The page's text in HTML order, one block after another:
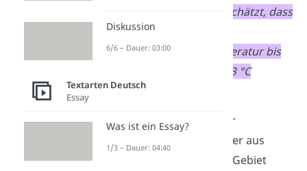
Weltklimarat IPCC schätzt, dass
die globale
Durchschnittstemperatur bis
2100 um weitere 1–3 °C
ansteigen wird.
In dem Beispiel wird der
Weltklimarat zitiert. Da er aus
in dem Gebiet
Diskussion
6/6 – Dauer: 03:00
Textarten Deutsch
Essay
Was ist ein Essay?
1/3 – Dauer: 04:40